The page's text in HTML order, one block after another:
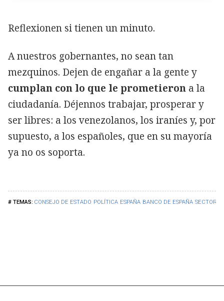
CONSEJO DE ESTADO POLÍTICA ESPAÑA BANCO DE ESPAÑA SECTOR
Reflexionen si tienen un minuto.
A nuestros gobernantes, no sean tan
mezquinos. Dejen de engañar a la gente y
cumplan con lo que le prometieron a la
ciudadanía. Déjennos trabajar, prosperar y
ser libres: a los venezolanos, los iraníes y, por
supuesto, a los españoles, que en su mayoría
ya no os soporta.